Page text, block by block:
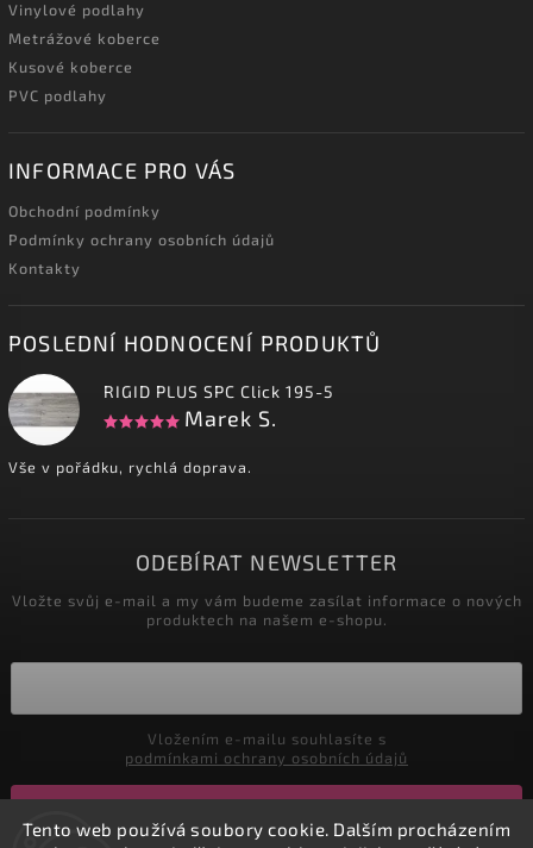
Tento web používá soubory cookie. Dalším procházením
Vinylové podlahy
Metrážové koberce
Kusové koberce
PVC podlahy
INFORMACE PRO VÁS
Obchodní podmínky
Podmínky ochrany osobních údajů
Kontakty
POSLEDNÍ HODNOCENÍ PRODUKTŮ
RIGID PLUS SPC Click 195-5
Marek S.
Vše v pořádku, rychlá doprava.
ODEBÍRAT NEWSLETTER
Vložte svůj e-mail a my vám budeme zasílat informace o nových
produktech na našem e-shopu.
podmínkami ochrany osobních údajů